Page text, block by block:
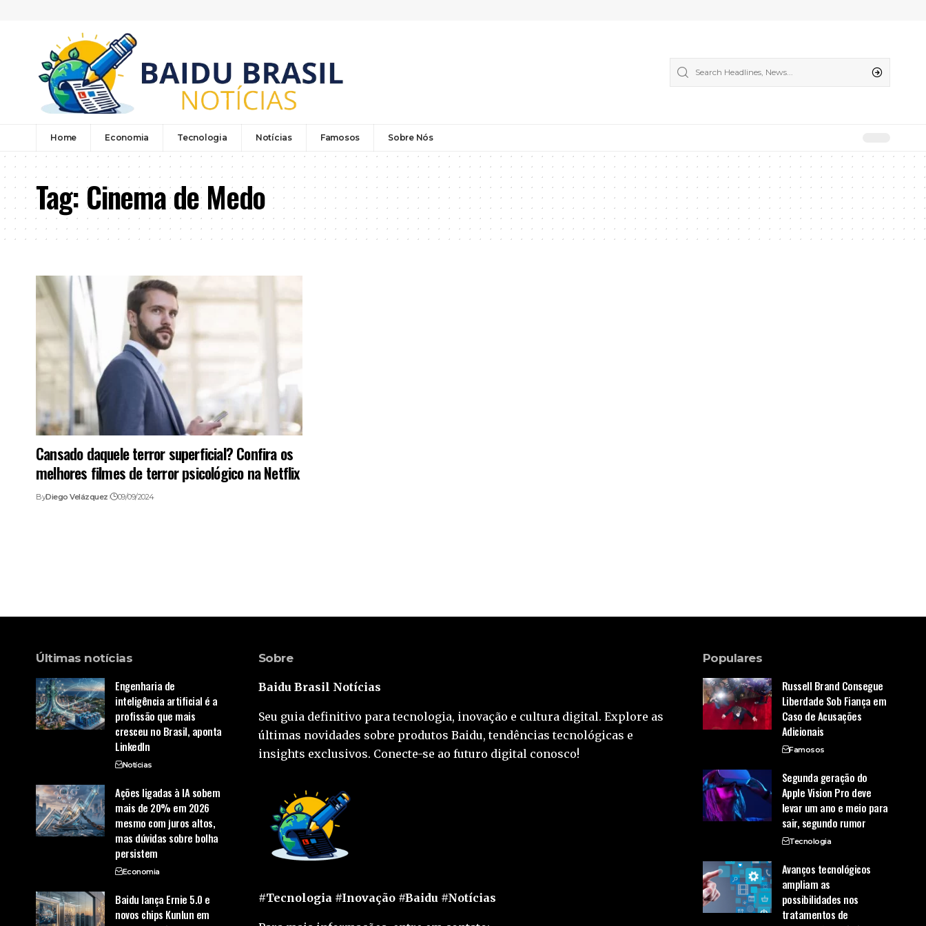
Home Economia Tecnologia Notícias Famosos Sobre Nós
Tag:Cinema de Medo
Cansado daquele terror superficial? Confira os
melhores filmes de terror psicológico na Netflix
ByDiego Velázquez 09/09/2024
Últimas notícias
Engenharia de
inteligência artificial é a
profissão que mais
cresceu no Brasil, aponta
LinkedIn
Notícias
Ações ligadas à IA sobem
mais de 20% em 2026
mesmo com juros altos,
mas dúvidas sobre bolha
persistem
Economia
Baidu lança Ernie 5.0 e
novos chips Kunlun em
Sobre
Baidu Brasil Notícias
Seu guia definitivo para tecnologia, inovação e cultura digital. Explore as
últimas novidades sobre produtos Baidu, tendências tecnológicas e
insights exclusivos. Conecte-se ao futuro digital conosco!
#Tecnologia #Inovação #Baidu #Notícias
Populares
Russell Brand Consegue
Liberdade Sob Fiança em
Caso de Acusações
Adicionais
Famosos
Segunda geração do
Apple Vision Pro deve
levar um ano e meio para
sair, segundo rumor
Tecnologia
Avanços tecnológicos
ampliam as
possibilidades nos
tratamentos de